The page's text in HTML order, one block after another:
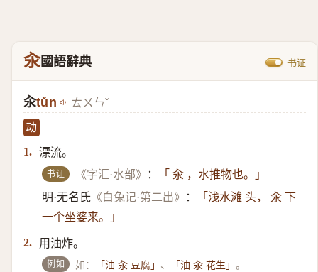
汆國語辭典 书证
汆tǔn ㄊㄨㄣˇ
动
1. 漂流。
书证 《字汇·水部》 ：
「 汆 ，水推物也。」
明·无名氏 《白兔记·第二出》 ：
「浅水滩 头， 汆 下
一个坐婆来。」
2. 用油炸。
例如 如： 「油 汆 豆腐」 、 「油 汆 花生」。